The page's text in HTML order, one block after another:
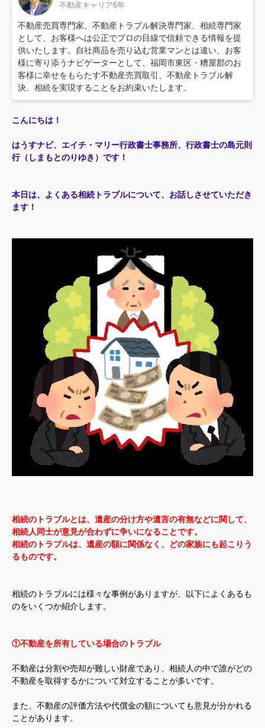
不動産キャリア6年
不動産売買専門家、不動産トラブル解決専門家、相続専門家
として、お客様へは公正でプロの目線で信頼できる情報を提
供いたします。自社商品を売り込む営業マンとは違い、お客
様に寄り添うナビゲーターとして、福岡市東区・糟屋郡のお
客様に幸せをもらたす不動産売買取引、不動産トラブル解
決、相続を実現することをお約束いたします。
こんにちは！
はうすナビ、エイチ・マリー行政書士事務所、行政書士の島元則
行（しまもとのりゆき）です！
本日は、よくある相続トラブルについて、お話しさせていただき
ます！
相続のトラブルとは、遺産の分け方や遺言の有無などに関して、
相続人同士が意見が合わずに争いになることです。
相続のトラブルは、遺産の額に関係なく、どの家族にも起こりう
るものです。
相続のトラブルには様々な事例がありますが、以下によくあるも
のをいくつか紹介します。
①不動産を所有している場合のトラブル
不動産は分割や売却が難しい財産であり、相続人の中で誰がどの
不動産を取得するかについて対立することが多いです。
また、不動産の評価方法や代償金の額についても意見が分かれる
ことがあります。